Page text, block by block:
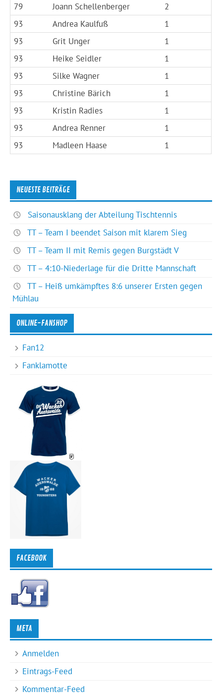
79
Joann Schellenberger
2
93
Andrea Kaulfuß
1
93
Grit Unger
1
93
Heike Seidler
1
93
Silke Wagner
1
93
Christine Bärich
1
93
Kristin Radies
1
93
Andrea Renner
1
93
Madleen Haase 1
NEUESTE BEITRÄGE
Saisonausklang der Abteilung Tischtennis
TT – Team I beendet Saison mit klarem Sieg
TT – Team II mit Remis gegen Burgstädt V
TT – 4:10-Niederlage für die Dritte Mannschaft
TT – Heiß umkämpftes 8:6 unserer Ersten gegen
Mühlau
ONLINE-FANSHOP
Fan12
Fanklamotte
FACEBOOK
META
Anmelden
Eintrags-Feed
Kommentar-Feed